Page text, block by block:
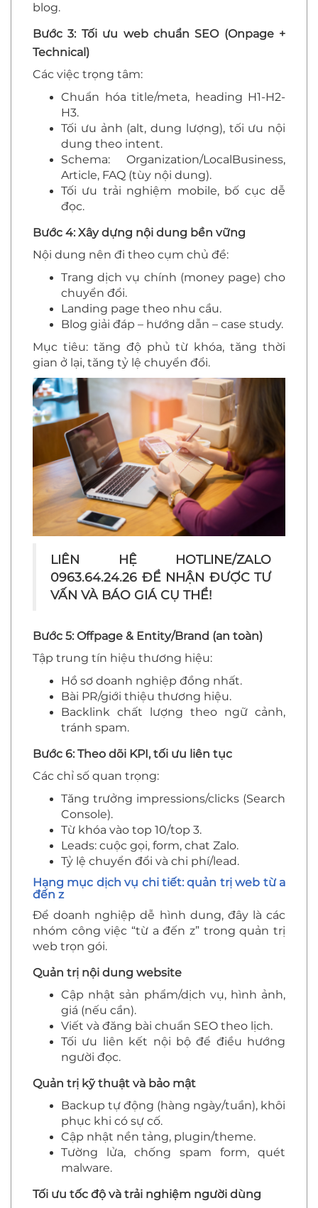
blog.
Bước 3: Tối ưu web chuẩn SEO (Onpage +
Technical)
Các việc trọng tâm:
Chuẩn hóa title/meta, heading H1-H2-
H3.
Tối ưu ảnh (alt, dung lượng), tối ưu nội
dung theo intent.
Schema: Organization/LocalBusiness,
Article, FAQ (tùy nội dung).
Tối ưu trải nghiệm mobile, bố cục dễ
đọc.
Bước 4: Xây dựng nội dung bền vững
Nội dung nên đi theo cụm chủ đề:
Trang dịch vụ chính (money page) cho
chuyển đổi.
Landing page theo nhu cầu.
Blog giải đáp – hướng dẫn – case study.
Mục tiêu: tăng độ phủ từ khóa, tăng thời
gian ở lại, tăng tỷ lệ chuyển đổi.
LIÊN HỆ HOTLINE/ZALO
0963.64.24.26 ĐỂ NHẬN ĐƯỢC TƯ
VẤN VÀ BÁO GIÁ CỤ THỂ!
Bước 5: Offpage & Entity/Brand (an toàn)
Tập trung tín hiệu thương hiệu:
Hồ sơ doanh nghiệp đồng nhất.
Bài PR/giới thiệu thương hiệu.
Backlink chất lượng theo ngữ cảnh,
tránh spam.
Bước 6: Theo dõi KPI, tối ưu liên tục
Các chỉ số quan trọng:
Tăng trưởng impressions/clicks (Search
Console).
Từ khóa vào top 10/top 3.
Leads: cuộc gọi, form, chat Zalo.
Tỷ lệ chuyển đổi và chi phí/lead.
Hạng mục dịch vụ chi tiết: quản trị web từ a
đến z
Để doanh nghiệp dễ hình dung, đây là các
nhóm công việc “từ a đến z” trong quản trị
web trọn gói.
Quản trị nội dung website
Cập nhật sản phẩm/dịch vụ, hình ảnh,
giá (nếu cần).
Viết và đăng bài chuẩn SEO theo lịch.
Tối ưu liên kết nội bộ để điều hướng
người đọc.
Quản trị kỹ thuật và bảo mật
Backup tự động (hàng ngày/tuần), khôi
phục khi có sự cố.
Cập nhật nền tảng, plugin/theme.
Tường lửa, chống spam form, quét
malware.
Tối ưu tốc độ và trải nghiệm người dùng